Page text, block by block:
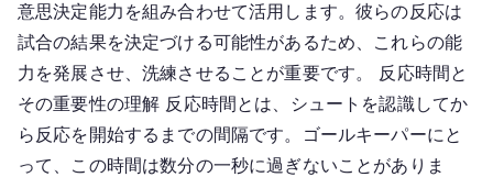
意思決定能力を組み合わせて活用します。彼らの反応は
試合の結果を決定づける可能性があるため、これらの能
力を発展させ、洗練させることが重要です。 反応時間と
その重要性の理解 反応時間とは、シュートを認識してか
ら反応を開始するまでの間隔です。ゴールキーパーにと
って、この時間は数分の一秒に過ぎないことがありま